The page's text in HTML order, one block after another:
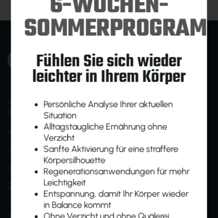
Am Ökopark 19
8230 Hartberg
+43 (0)664 1638005
office@homebasefit.at
Onboarding- und Infotermine nach Vereinbarung
24h Zutritt für Mitglieder
shapeBASE groupBASE
egymBASE
Fühlen Sie sich wieder
leichter in Ihrem Körper
Persönliche Analyse Ihrer aktuellen
Situation
Alltagstaugliche Ernährung ohne
Verzicht
Sanfte Aktivierung für eine straffere
Körpersilhouette
Regenerationsanwendungen für mehr
Leichtigkeit
Entspannung, damit Ihr Körper wieder
in Balance kommt